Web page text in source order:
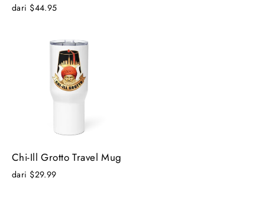
dari $44.95
Chi-Ill Grotto Travel Mug
dari $29.99